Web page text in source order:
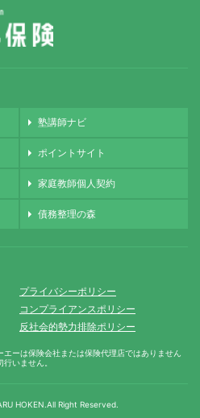
塾講師ナビ
ポイントサイト
家庭教師個人契約
債務整理の森
プライバシーポリシー
コンプライアンスポリシー
反社会的勢力排除ポリシー
エーは保険会社または保険代理店ではありません
いません。
HOKEN.All Right Reserved.